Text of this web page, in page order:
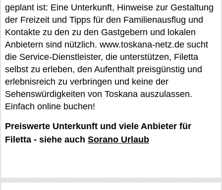
geplant ist: Eine Unterkunft, Hinweise zur Gestaltung
der Freizeit und Tipps für den Familienausflug und
Kontakte zu den zu den Gastgebern und lokalen
Anbietern sind nützlich. www.toskana-netz.de sucht
die Service-Dienstleister, die unterstützen, Filetta
selbst zu erleben, den Aufenthalt preisgünstig und
erlebnisreich zu verbringen und keine der
Sehenswürdigkeiten von Toskana auszulassen.
Einfach online buchen!
Preiswerte Unterkunft und viele Anbieter für
Filetta - siehe auch Sorano Urlaub